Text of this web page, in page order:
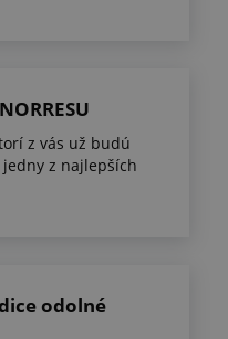
z vás už budú
z najlepších
odolné